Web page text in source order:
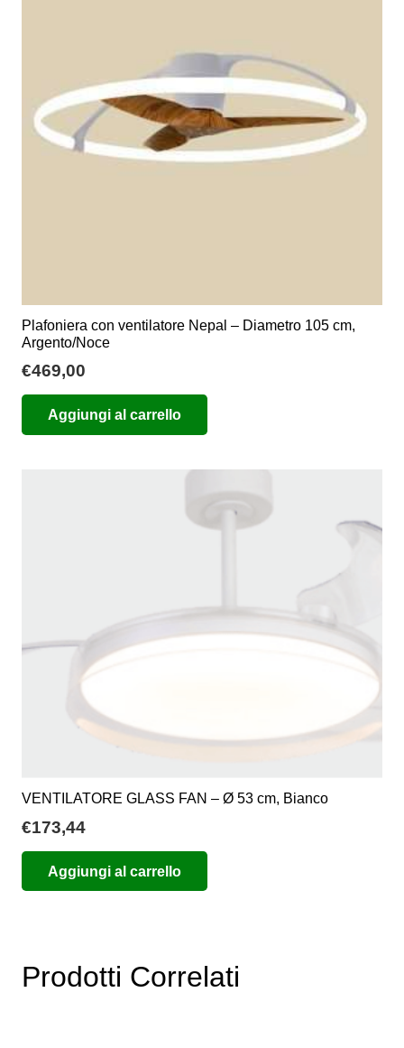
essere
scelte
nella
pagina
Plafoniera con ventilatore Nepal – Diametro 105 cm,
Argento/Noce
€469,00
Aggiungi al carrello
VENTILATORE GLASS FAN – Ø 53 cm, Bianco
€173,44
Aggiungi al carrello
Prodotti Correlati